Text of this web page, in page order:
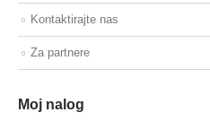
Kontaktirajte nas
Za partnere
Moj nalog